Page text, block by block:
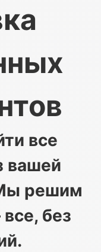
все
вашей
решим
без